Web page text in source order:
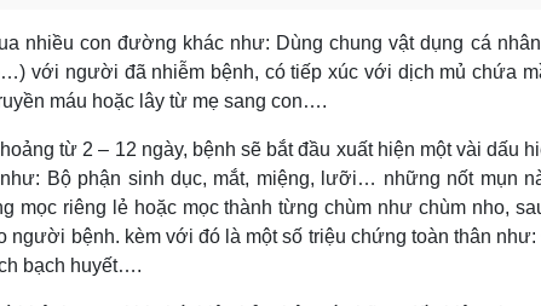
nhiều con đường khác như: Dùng chung vật dụng cá
với người đã nhiễm bệnh, có tiếp xúc với dịch mủ chứa
máu hoặc lây từ mẹ sang con….
từ 2 – 12 ngày, bệnh sẽ bắt đầu xuất hiện một vài dấu
Bộ phận sinh dục, mắt, miệng, lưỡi… những nốt mụn
mọc riêng lẻ hoặc mọc thành từng chùm như chùm nho,
người bệnh. kèm với đó là một số triệu chứng toàn thân
bạch huyết….